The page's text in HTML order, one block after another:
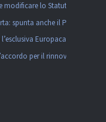
modificare lo Statuto”
spunta anche il PSG
Europacalcio!
per il rinnovo,